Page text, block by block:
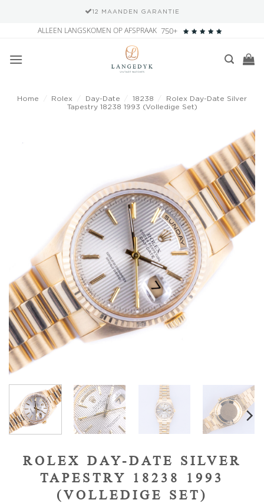
12 MAANDEN GARANTIE
inhoud
ALLEEN LANGSKOMEN OP AFSPRAAK 750+
Home Rolex Day-Date 18238
Rolex Day-Date Silver
Tapestry 18238 1993 (Volledige Set)
Add to
wishlist
ROLEX DAY-DATE SILVER
TAPESTRY 18238 1993
(VOLLEDIGE SET)